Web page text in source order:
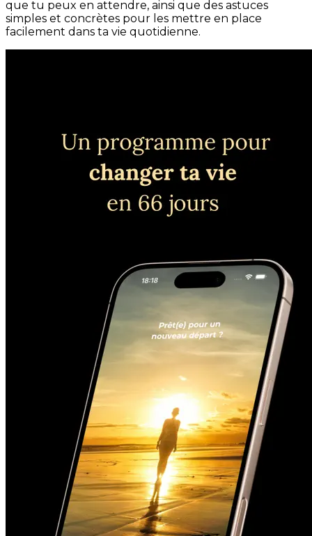
que tu peux en attendre, ainsi que des astuces
simples et concrètes pour les mettre en place
facilement dans ta vie quotidienne.